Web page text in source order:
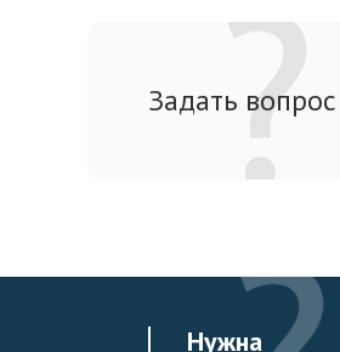
Задать вопрос
Нужна